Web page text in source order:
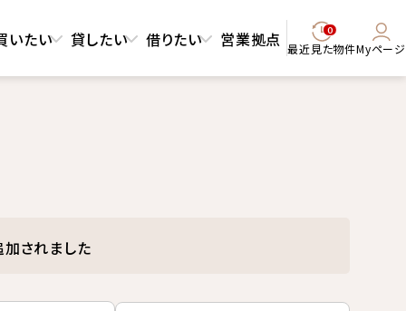
いたい 貸したい 借りたい 営業拠点 0
最近見た物件Myページ
加されました